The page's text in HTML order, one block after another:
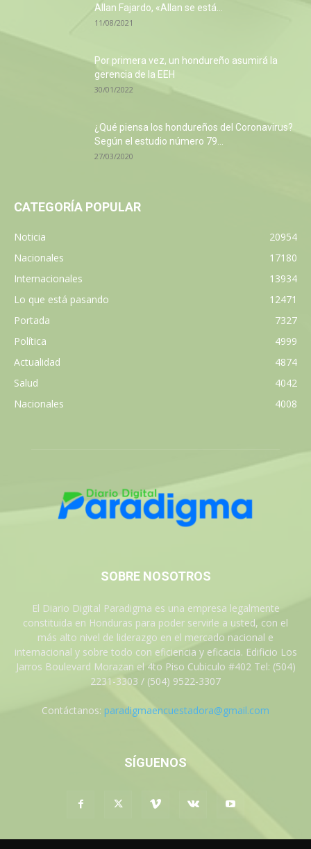
Allan Fajardo, «Allan se está...
11/08/2021
Por primera vez, un hondureño asumirá la
gerencia de la EEH
30/01/2022
¿Qué piensa los hondureños del Coronavirus?
Según el estudio número 79...
27/03/2020
CATEGORÍA POPULAR
Noticia
20954
Nacionales
17180
Internacionales
13934
Lo que está pasando
12471
Portada
7327
Política
4999
Actualidad
4874
Salud
4042
Nacionales
4008
SOBRE NOSOTROS
El Diario Digital Paradigma es una empresa legalmente
constituida en Honduras para poder servirle a usted, con el
más alto nivel de liderazgo en el mercado nacional e
internacional y sobre todo con eficiencia y eficacia. Edificio Los
Jarros Boulevard Morazan el 4to Piso Cubiculo #402 Tel: (504)
2231-3303 / (504) 9522-3307
Contáctanos: paradigmaencuestadora@gmail.com
SÍGUENOS